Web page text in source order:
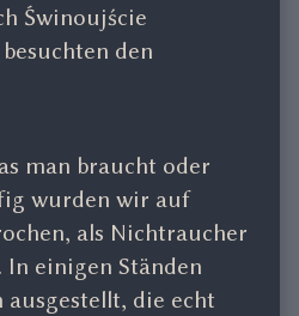
Świnoujście
den
man braucht oder
wurden wir auf
als Nichtraucher
einigen Ständen
die echt